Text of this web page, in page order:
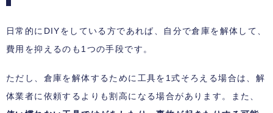
日常的にDIYをしている方であれば、自分で倉庫を解体して、
費用を抑えるのも1つの手段です。
ただし、倉庫を解体するために工具を1式そろえる場合は、解
体業者に依頼するよりも割高になる場合があります。また、